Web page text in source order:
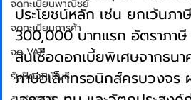
จดทะเบียนพาณิชย์
จดทะเบียนการค้า
จด VAT
รับปิดงบบัญชี
ประโยชน์หลัก เช่น ยกเว้นภ
300,000 บาทแรก อัตราภาษี
สินเชื่อดอกเบี้ยพิเศษจากธนา
ภาษีอิเล็กทรอนิกส์ครบวงจร